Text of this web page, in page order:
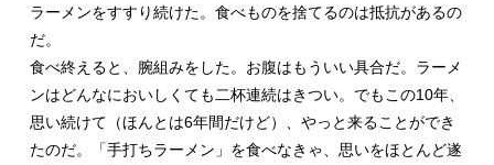
ラーメンをすすり続けた。食べものを捨てるのは抵抗があるの
だ。
食べ終えると、腕組みをした。お腹はもういい具合だ。ラーメ
ンはどんなにおいしくても二杯連続はきつい。でもこの10年、
思い続けて（ほんとは6年間だけど）、やっと来ることができ
たのだ。「手打ちラーメン」を食べなきゃ、思いをほとんど遂